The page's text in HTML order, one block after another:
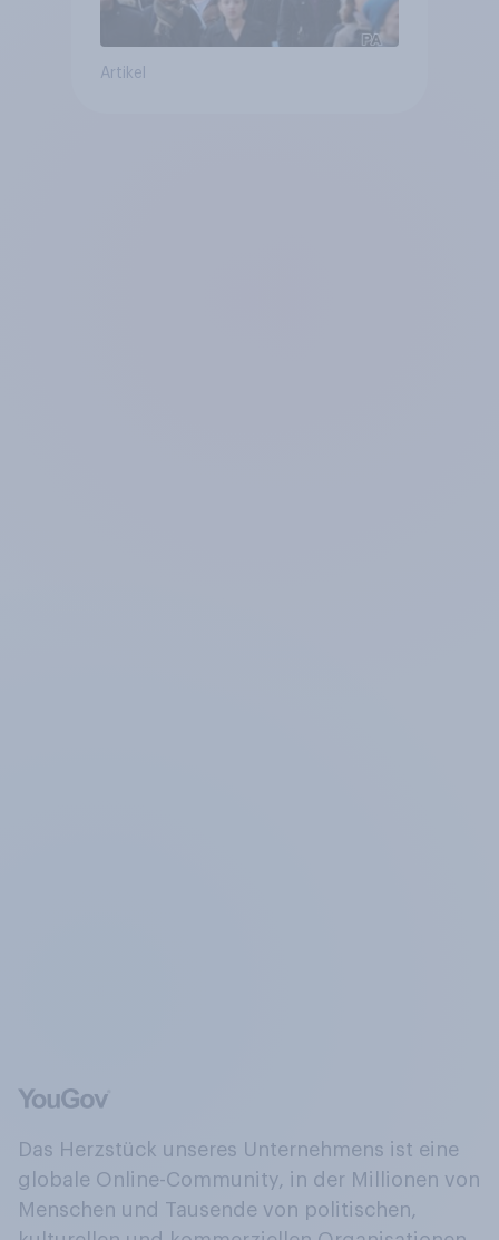
Artikel
Das Herzstück unseres Unternehmens ist eine
globale Online-Community, in der Millionen von
Menschen und Tausende von politischen,